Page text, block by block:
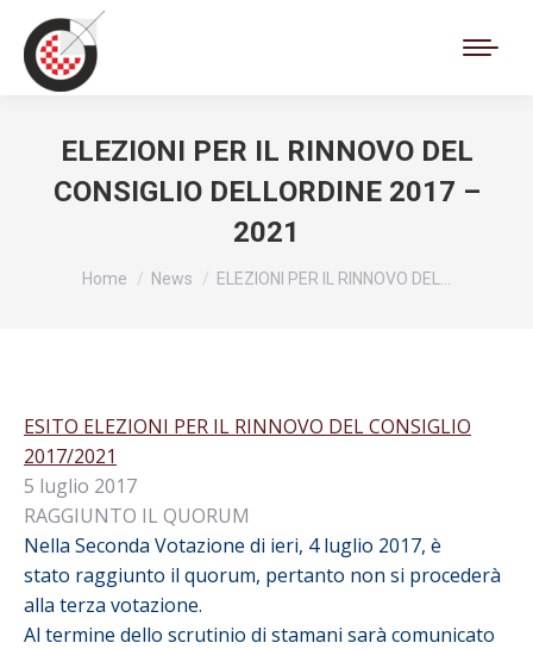
ELEZIONI PER IL RINNOVO DEL
CONSIGLIO DELLORDINE 2017 –
2021
Tu sei qui:
Home News ELEZIONI PER IL RINNOVO DEL…
ESITO ELEZIONI PER IL RINNOVO DEL CONSIGLIO
2017/2021
5 luglio 2017
RAGGIUNTO IL QUORUM
Nella Seconda Votazione di ieri, 4 luglio 2017, è
stato raggiunto il quorum, pertanto non si procederà
alla terza votazione.
Al termine dello scrutinio di stamani sarà comunicato